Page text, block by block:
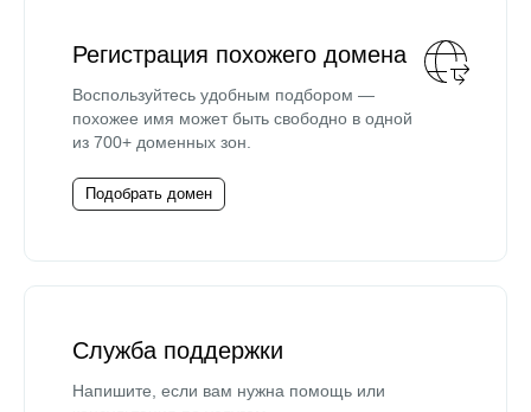
Регистрация похожего домена
Воспользуйтесь удобным подбором —
похожее имя может быть свободно в одной
из 700+ доменных зон.
Подобрать домен
Служба поддержки
Напишите, если вам нужна помощь или